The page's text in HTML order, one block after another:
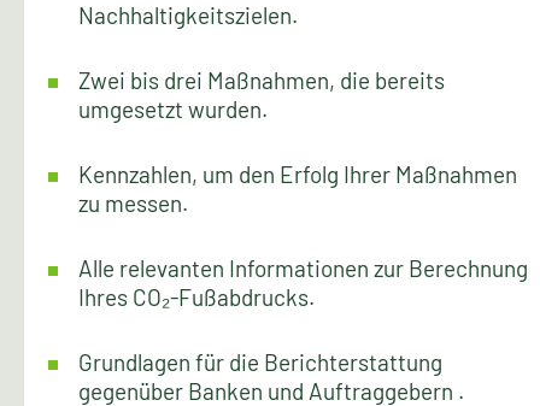
Nachhaltigkeitszielen.
Zwei bis drei Maßnahmen, die bereits
umgesetzt wurden.
Kennzahlen, um den Erfolg Ihrer Maßnahmen
zu messen.
Alle relevanten Informationen zur Berechnung
Ihres CO₂-Fußabdrucks.
Grundlagen für die Berichterstattung
gegenüber Banken und Auftraggebern .